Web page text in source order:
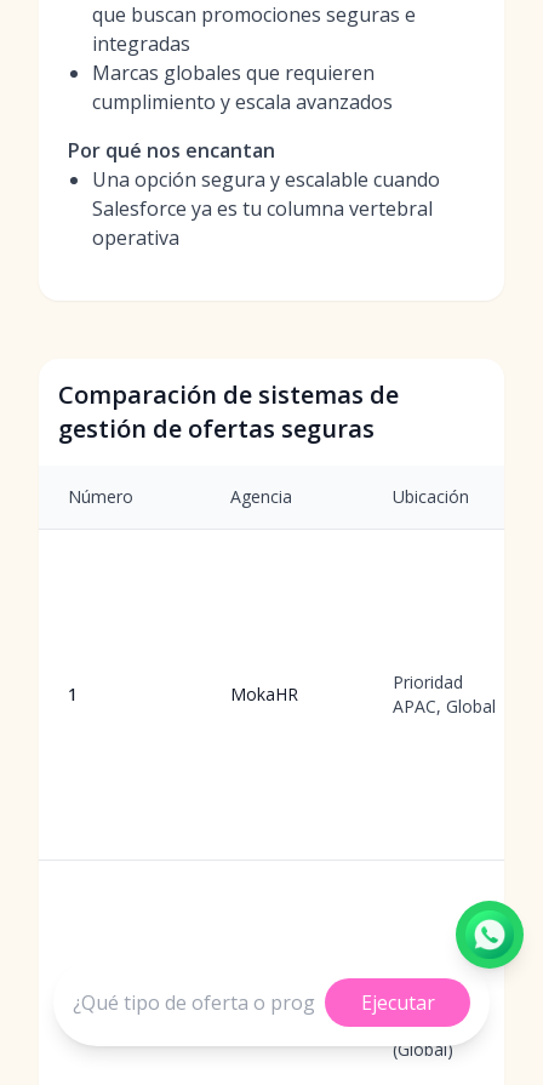
que buscan promociones seguras e
integradas
Marcas globales que requieren
cumplimiento y escala avanzados
Por qué nos encantan
Una opción segura y escalable cuando
Salesforce ya es tu columna vertebral
operativa
Comparación de sistemas de
gestión de ofertas seguras
Número Agencia Ubicación
1 MokaHR
Prioridad
APAC, Global
Berlín,
Alemania
(Global)
Ejecutar